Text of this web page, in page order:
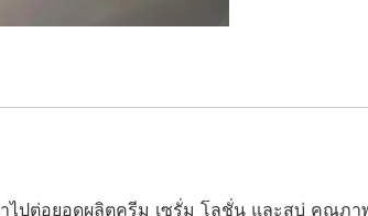
ไปต่อยอดผลิตครีม เซรั่ม โลชั่น และสบู่ คุณภ